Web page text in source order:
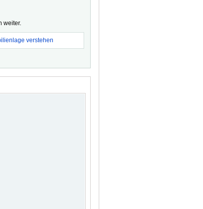
weiter.
verstehen